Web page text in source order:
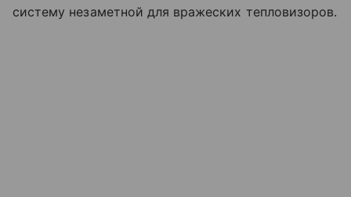
систему незаметной для вражеских тепловизоров.